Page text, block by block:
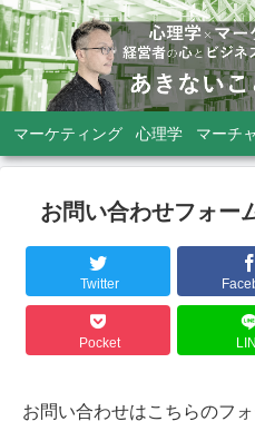
マーケティング 心理学 マーチ
お問い合わせフォー
Twitter
Pocket
お問い合わせはこちらのフ